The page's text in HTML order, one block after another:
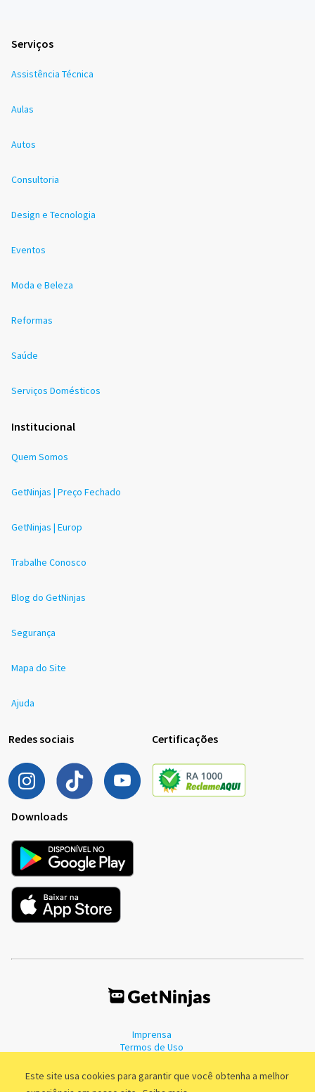
Este site usa cookies para garantir que você obtenha a melhor
Serviços
Assistência Técnica
Aulas
Autos
Consultoria
Design e Tecnologia
Eventos
Moda e Beleza
Reformas
Saúde
Serviços Domésticos
Institucional
Quem Somos
GetNinjas | Preço Fechado
GetNinjas | Europ
Trabalhe Conosco
Blog do GetNinjas
Segurança
Mapa do Site
Ajuda
Redes sociais Certificações
Downloads
Imprensa
Termos de Uso